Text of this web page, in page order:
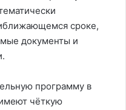
сроке,
документы и
программу в
чёткую